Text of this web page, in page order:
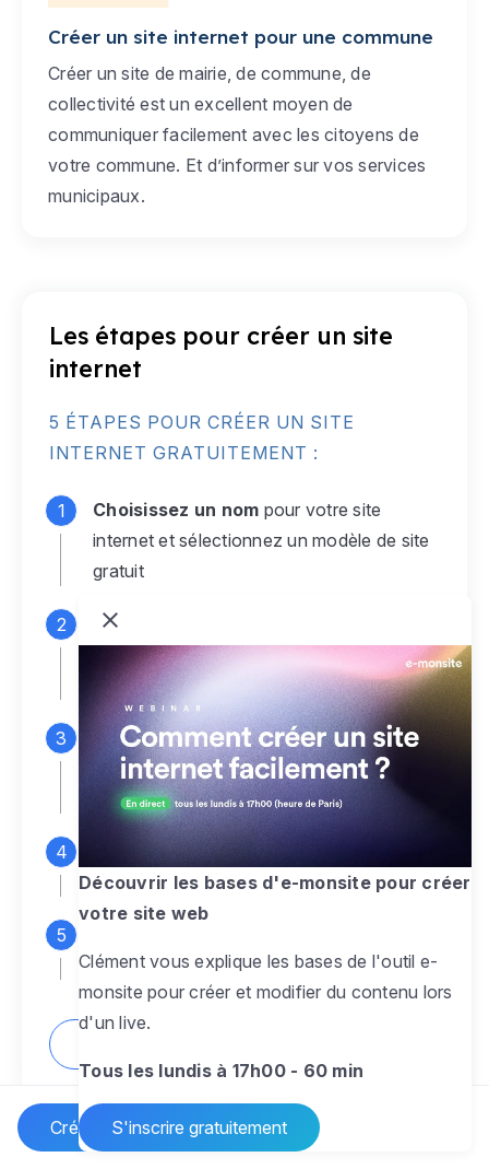
Créer un site Internet
Créer un site internet pour une commune
Créer un site de mairie, de commune, de
collectivité est un excellent moyen de
communiquer facilement avec les citoyens de
votre commune. Et d’informer sur vos services
municipaux.
Les étapes pour créer un site
internet
5 ÉTAPES POUR CRÉER UN SITE
INTERNET GRATUITEMENT :
Choisissez un nom pour votre site
internet et sélectionnez un modèle de site
gratuit
Connectez-vous
monsite gratuit pour accéder à votre
espace d'administration
Personnalisez entièrement le
designpour créer un site web sur-mesure,
à votre image
Ajoutez des pagessans limite pour
présenter votre activité, votre passion
pour rendre votre site dynamique
Découvrir les bases d'e-monsite pour créer
votre site web
Clément vous explique les bases de l'outil e-
monsite pour créer et modifier du contenu lors
d'un live.
Tous les lundis à 17h00 - 60 min
S'inscrire gratuitement